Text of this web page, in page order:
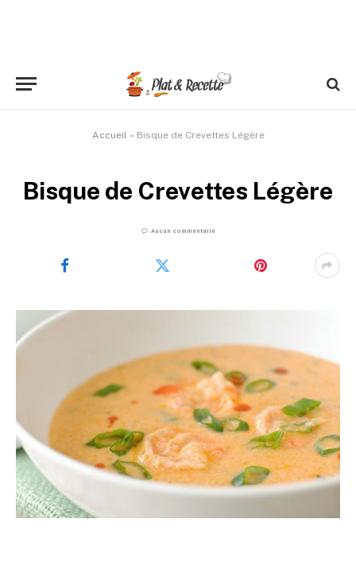
Accueil » Bisque de Crevettes Légère
Bisque de Crevettes Légère
Aucun commentaire